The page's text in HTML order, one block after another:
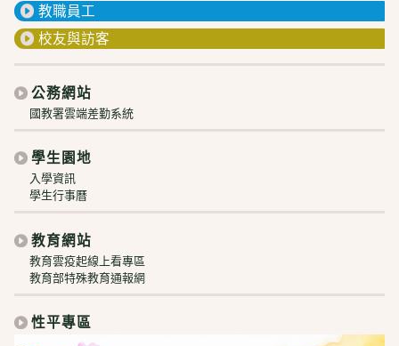
教職員工
校友與訪客
公務網站
國教署雲端差勤系統
學生園地
入學資訊
學生行事曆
教育網站
教育雲疫起線上看專區
教育部特殊教育通報網
性平專區